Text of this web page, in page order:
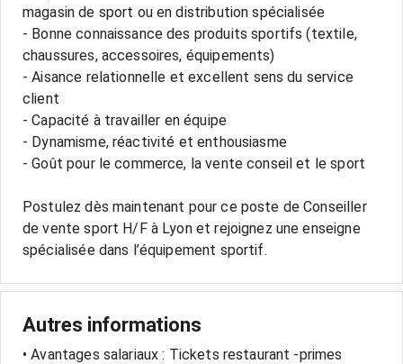
magasin de sport ou en distribution spécialisée
- Bonne connaissance des produits sportifs (textile,
chaussures, accessoires, équipements)
- Aisance relationnelle et excellent sens du service
client
- Capacité à travailler en équipe
- Dynamisme, réactivité et enthousiasme
- Goût pour le commerce, la vente conseil et le sport
Postulez dès maintenant pour ce poste de Conseiller
de vente sport H/F à Lyon et rejoignez une enseigne
spécialisée dans l’équipement sportif.
Autres informations
• Avantages salariaux : Tickets restaurant -primes